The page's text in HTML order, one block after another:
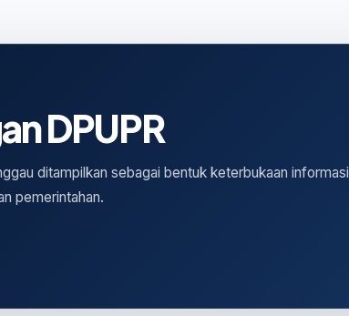
DPUPR
ditampilkan sebagai bentuk keterbukaan informasi
pemerintahan.